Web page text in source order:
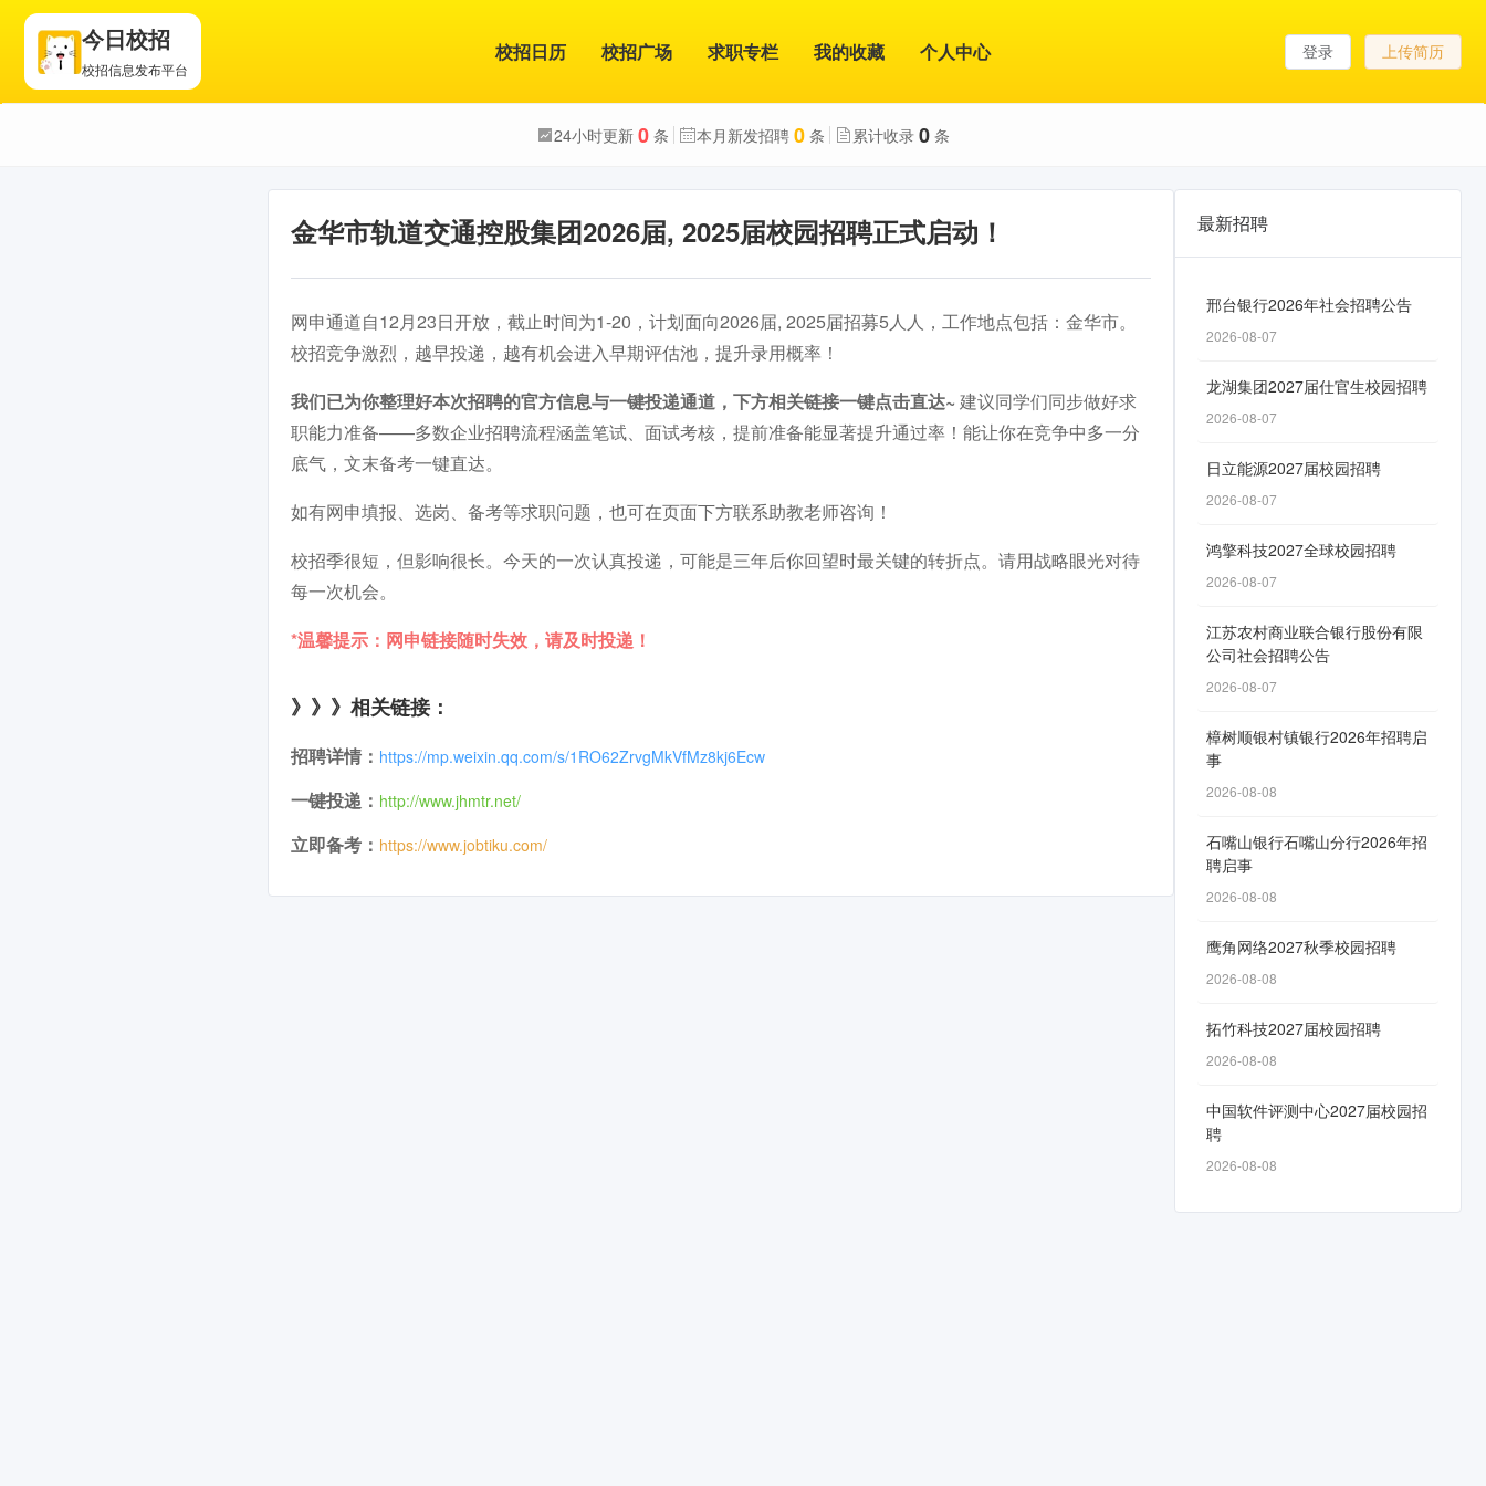
今日校招
校招信息发布平台
校招日历 校招广场 求职专栏 我的收藏 个人中心 登录 上传简历
24小时更新 0 条 本月新发招聘 0 条 累计收录 0 条
金华市轨道交通控股集团2026届, 2025届校园招聘正式启动！
网申通道自12月23日开放，截止时间为1-20，计划面向2026届, 2025届招募5人人，工作地点包括：金华市。
校招竞争激烈，越早投递，越有机会进入早期评估池，提升录用概率！
我们已为你整理好本次招聘的官方信息与一键投递通道，下方相关链接一键点击直达~ 建议同学们同步做好求
职能力准备——多数企业招聘流程涵盖笔试、面试考核，提前准备能显著提升通过率！能让你在竞争中多一分
底气，文末备考一键直达。
如有网申填报、选岗、备考等求职问题，也可在页面下方联系助教老师咨询！
校招季很短，但影响很长。今天的一次认真投递，可能是三年后你回望时最关键的转折点。请用战略眼光对待
每一次机会。
*温馨提示：网申链接随时失效，请及时投递！
》》》相关链接：
招聘详情： https://mp.weixin.qq.com/s/1RO62ZrvgMkVfMz8kj6Ecw
一键投递： http://www.jhmtr.net/
立即备考： https://www.jobtiku.com/
最新招聘
邢台银行2026年社会招聘公告
2026-08-07
龙湖集团2027届仕官生校园招聘
2026-08-07
日立能源2027届校园招聘
2026-08-07
鸿擎科技2027全球校园招聘
2026-08-07
江苏农村商业联合银行股份有限
公司社会招聘公告
2026-08-07
樟树顺银村镇银行2026年招聘启
事
2026-08-08
石嘴山银行石嘴山分行2026年招
聘启事
2026-08-08
鹰角网络2027秋季校园招聘
2026-08-08
拓竹科技2027届校园招聘
2026-08-08
中国软件评测中心2027届校园招
聘
2026-08-08